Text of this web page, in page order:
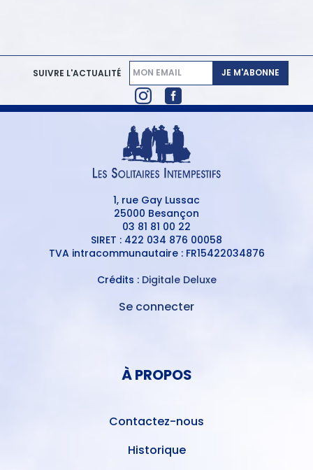
SUIVRE L'ACTUALITÉ JE M'ABONNE
1, rue Gay Lussac
25000 Besançon
03 81 81 00 22
SIRET : 422 034 876 00058
TVA intracommunautaire : FR15422034876
Crédits : Digitale Deluxe
Se connecter
À PROPOS
Contactez-nous
Historique